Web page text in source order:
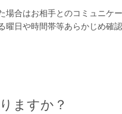
場合はお相手とのコミュニケ
曜日や時間帯等あらかじめ確
ますか？